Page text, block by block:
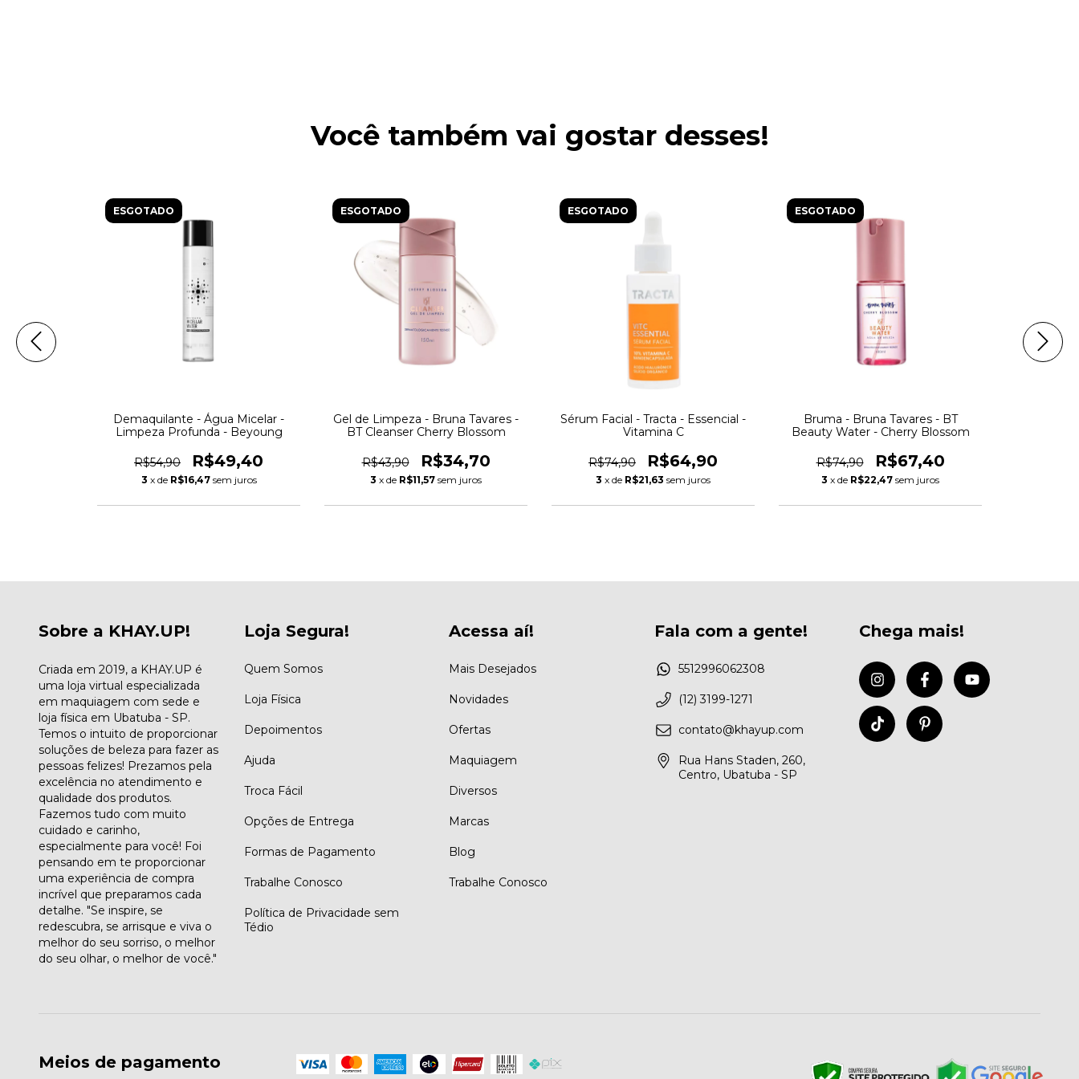
Você também vai gostar desses!
ESGOTADO
Demaquilante - Água Micelar -
Limpeza Profunda - Beyoung
R$54,90 R$49,40
3 x de R$16,47 sem juros
ESGOTADO
Gel de Limpeza - Bruna Tavares -
BT Cleanser Cherry Blossom
R$43,90 R$34,70
3 x de R$11,57 sem juros
ESGOTADO
Sérum Facial - Tracta - Essencial -
Vitamina C
R$74,90 R$64,90
3 x de R$21,63 sem juros
ESGOTADO
Bruma - Bruna Tavares - BT
Beauty Water - Cherry Blossom
R$74,90 R$67,40
3 x de R$22,47 sem juros
Sobre a KHAY.UP!
Criada em 2019, a KHAY.UP é
uma loja virtual especializada
em maquiagem com sede e
loja física em Ubatuba - SP.
Temos o intuito de proporcionar
soluções de beleza para fazer as
pessoas felizes! Prezamos pela
excelência no atendimento e
qualidade dos produtos.
Fazemos tudo com muito
cuidado e carinho,
especialmente para você! Foi
pensando em te proporcionar
uma experiência de compra
incrível que preparamos cada
detalhe. "Se inspire, se
redescubra, se arrisque e viva o
melhor do seu sorriso, o melhor
do seu olhar, o melhor de você."
Loja Segura!
Quem Somos
Loja Física
Depoimentos
Ajuda
Troca Fácil
Opções de Entrega
Formas de Pagamento
Trabalhe Conosco
Política de Privacidade sem
Tédio
Acessa aí!
Mais Desejados
Novidades
Ofertas
Maquiagem
Diversos
Marcas
Blog
Trabalhe Conosco
Fala com a gente!
5512996062308
(12) 3199-1271
contato@khayup.com
Rua Hans Staden, 260,
Centro, Ubatuba - SP
Chega mais!
Meios de pagamento